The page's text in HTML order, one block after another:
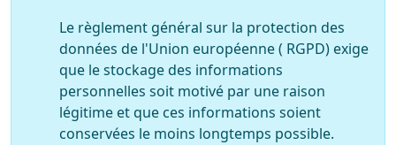
Le règlement général sur la protection des
données de l'Union européenne ( RGPD) exige
que le stockage des informations
personnelles soit motivé par une raison
légitime et que ces informations soient
conservées le moins longtemps possible.